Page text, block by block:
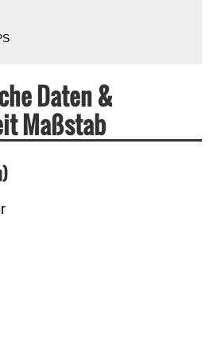
Daten &
Maßstab